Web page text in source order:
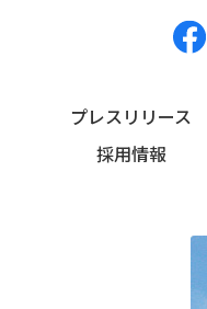
プレスリリース
採用情報